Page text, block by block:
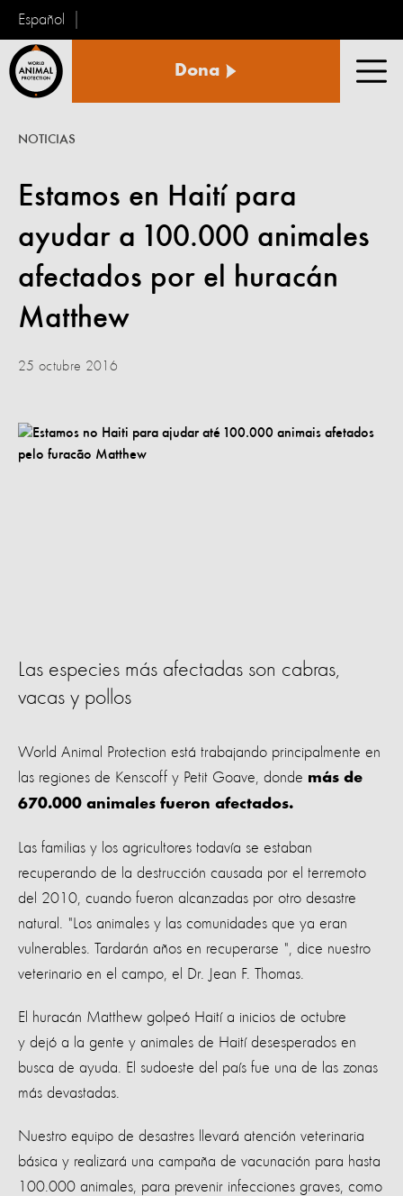
Español
Animal
Dona
Estamos en Haití para
ayudar a 100.000 animales
afectados por el huracán
Matthew
NOTICIAS
25 octubre 2016
Las especies más afectadas son cabras,
vacas y pollos
World Animal Protection está trabajando principalmente en
las regiones de Kenscoff y Petit Goave, donde más de
670.000 animales fueron afectados.
Las familias y los agricultores todavía se estaban
recuperando de la destrucción causada por el terremoto
del 2010, cuando fueron alcanzadas por otro desastre
natural. "Los animales y las comunidades que ya eran
vulnerables. Tardarán años en recuperarse ", dice nuestro
veterinario en el campo, el Dr. Jean F. Thomas.
El huracán Matthew golpeó Haití a inicios de octubre
y dejó a la gente y animales de Haití desesperados en
busca de ayuda. El sudoeste del país fue una de las zonas
más devastadas.
Nuestro equipo de desastres llevará atención veterinaria
básica y realizará una campaña de vacunación para hasta
100.000 animales, para prevenir infecciones graves, como